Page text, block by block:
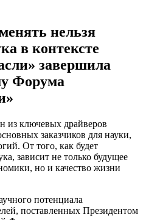
нельзя
в контексте
завершила
Форума
из ключевых драйверов
заказчиков для науки,
От того, как будет
зависит не только будущее
но и качество жизни
потенциала
поставленных Президентом